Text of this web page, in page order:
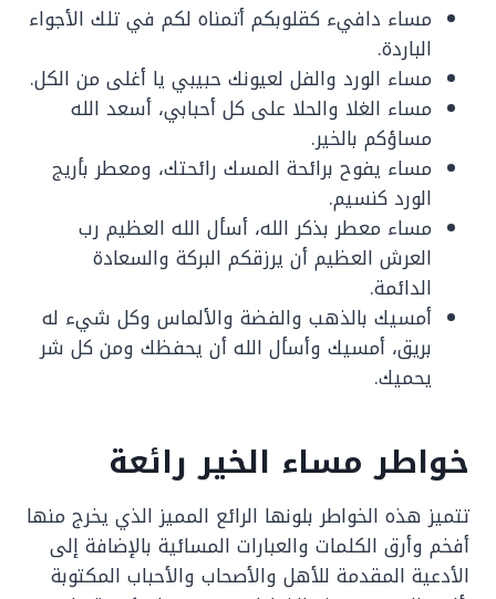
مساء دافيء كقلوبكم أتمناه لكم في تلك الأجواء
الباردة.
مساء الورد والفل لعيونك حبيبي يا أغلى من الكل.
مساء الغلا والحلا على كل أحبابي، أسعد الله
مساؤكم بالخير.
مساء يفوح برائحة المسك رائحتك، ومعطر بأريج
الورد كنسيم.
مساء معطر بذكر الله، أسأل الله العظيم رب
العرش العظيم أن يرزقكم البركة والسعادة
الدائمة.
أمسيك بالذهب والفضة والألماس وكل شيء له
بريق، أمسيك وأسأل الله أن يحفظك ومن كل شر
يحميك.
خواطر مساء الخير رائعة
تتميز هذه الخواطر بلونها الرائع المميز الذي يخرج منها
أفخم وأرق الكلمات والعبارات المسائية بالإضافة إلى
الأدعية المقدمة للأهل والأصحاب والأحباب المكتوبة